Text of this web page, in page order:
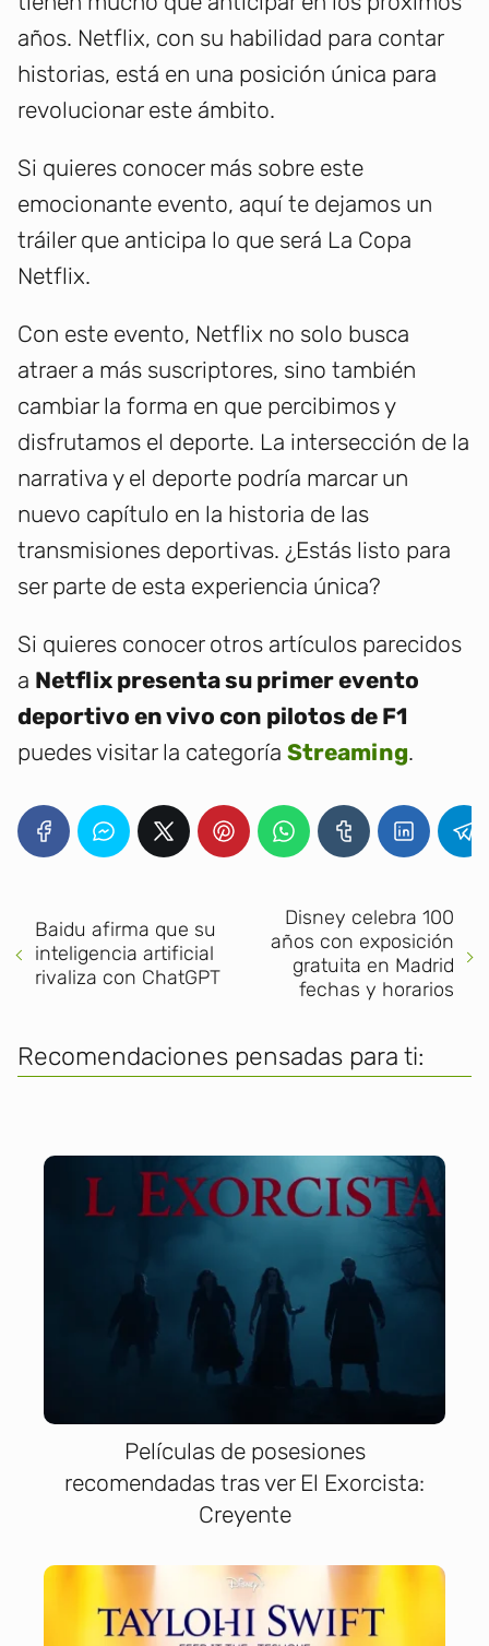
años. Netflix, con su habilidad para contar
historias, está en una posición única para
revolucionar este ámbito.
Si quieres conocer más sobre este
emocionante evento, aquí te dejamos un
tráiler que anticipa lo que será La Copa
Netflix.
Con este evento, Netflix no solo busca
atraer a más suscriptores, sino también
cambiar la forma en que percibimos y
disfrutamos el deporte. La intersección de la
narrativa y el deporte podría marcar un
nuevo capítulo en la historia de las
transmisiones deportivas. ¿Estás listo para
ser parte de esta experiencia única?
Si quieres conocer otros artículos parecidos
a Netflix presenta su primer evento
deportivo en vivo con pilotos de F1
puedes visitar la categoría Streaming.
Baidu afirma que su
inteligencia artificial
rivaliza con ChatGPT
Disney celebra 100
años con exposición
gratuita en Madrid
fechas y horarios
Recomendaciones pensadas para ti:
Películas de posesiones
recomendadas tras ver El Exorcista:
Creyente